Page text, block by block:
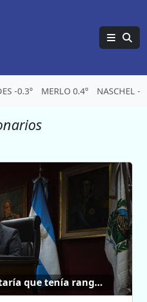
-0.3° MERLO 0.4° NASCHEL -
Desaparece la secretaría que tenía rango ministerial